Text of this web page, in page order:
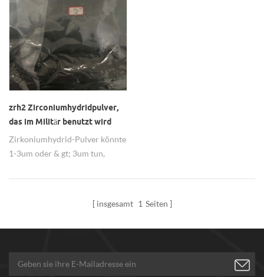
zrh2 Zirconiumhydridpulver,
das im Militär benutzt wird
Zirkoniumhydrid-Pulver könnte
1-3um oder & gt; 3um tun,
verbreitet im Militär verwendet.
insgesamt 1 Seiten